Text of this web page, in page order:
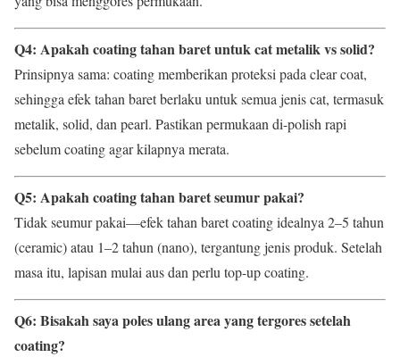
Q4: Apakah coating tahan baret untuk cat metalik vs solid?
Prinsipnya sama: coating memberikan proteksi pada clear coat,
sehingga efek tahan baret berlaku untuk semua jenis cat, termasuk
metalik, solid, dan pearl. Pastikan permukaan di-polish rapi
sebelum coating agar kilapnya merata.
Q5: Apakah coating tahan baret seumur pakai?
Tidak seumur pakai—efek tahan baret coating idealnya 2–5 tahun
(ceramic) atau 1–2 tahun (nano), tergantung jenis produk. Setelah
masa itu, lapisan mulai aus dan perlu top-up coating.
Q6: Bisakah saya poles ulang area yang tergores setelah
coating?